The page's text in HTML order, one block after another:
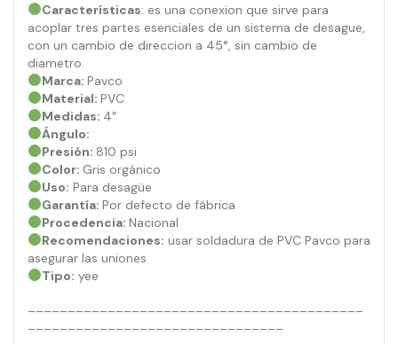
Características: es una conexion que sirve para
acoplar tres partes esenciales de un sistema de desague,
con un cambio de direccion a 45°, sin cambio de
diametro.
Marca: Pavco
Material: PVC
Medidas: 4″
Ángulo:
Presión: 810 psi
Color: Gris orgánico
Uso: Para desagüe
Garantía: Por defecto de fábrica
Procedencia: Nacional
Recomendaciones: usar soldadura de PVC Pavco para
asegurar las uniones
Tipo: yee